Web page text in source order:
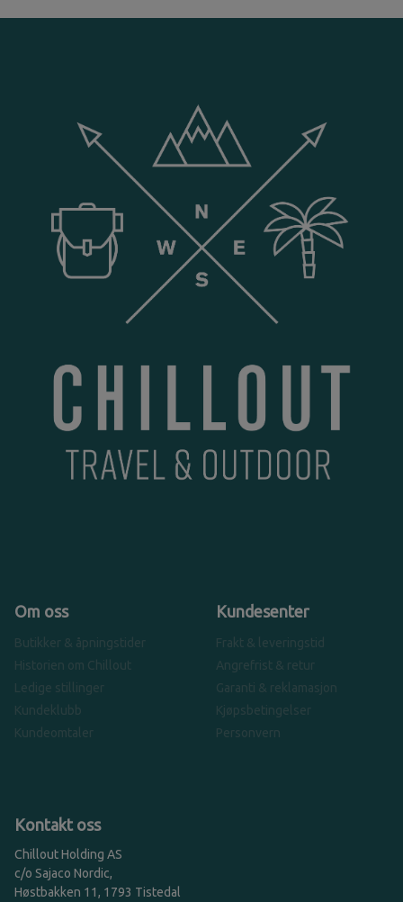
Om oss
Butikker & åpningstider
Historien om Chillout
Ledige stillinger
Kundeklubb
Kundeomtaler
Kundesenter
Frakt & leveringstid
Angrefrist & retur
Garanti & reklamasjon
Kjøpsbetingelser
Personvern
Kontakt oss
Chillout Holding AS
c/o Sajaco Nordic,
Høstbakken 11, 1793 Tistedal